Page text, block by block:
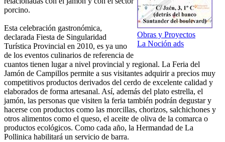
Obras y Proyectos
La Noción ads
porcino.
Esta celebración gastronómica,
declarada Fiesta de Singularidad
Turística Provincial en 2010, es ya uno
de los eventos culinarios de referencia de
cuantos tienen lugar a nivel provincial y regional. La Feria del
Jamón de Campillos permite a sus visitantes adquirir a precios muy
competitivos productos derivados del cerdo de excelente calidad y
elaborados de forma artesanal. Así, además del plato estrella, el
jamón, las personas que visiten la feria también podrán degustar y
hacerse con productos como las morcillas, chorizos, salchichones y
otros alimentos como el queso, el aceite de oliva de la comarca o
productos ecológicos. Como cada año, la Hermandad de La
Pollinica habilitará un servicio de barra.